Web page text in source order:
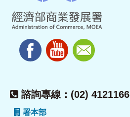
諮詢專線：(02) 4121166
署本部